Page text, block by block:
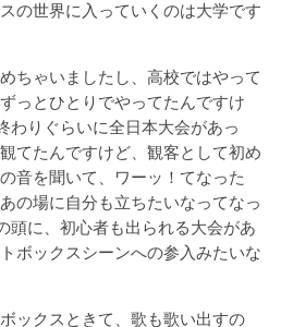
の世界に入っていくのは大学です
ちゃいましたし、高校ではやって
っとひとりでやってたんですけ
わりぐらいに全日本大会があっ
てたんですけど、観客として初め
音を聞いて、ワーッ！てなった
の場に自分も立ちたいなってなっ
頭に、初心者も出られる大会があ
ボックスシーンへの参入みたいな
ックスときて、歌も歌い出すの